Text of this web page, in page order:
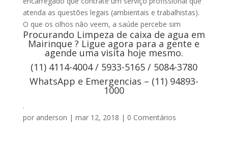
atenda as questões legais (ambientais e trabalhistas).
O que os olhos não veem, a saúde percebe sim
Procurando Limpeza de caixa de agua em
Mairinque ? Ligue agora para a gente e
agende uma visita hoje mesmo.
(11) 4114-4004 / 5933-5165 / 5084-3780
WhatsApp e Emergencias – (11) 94893-
1000
.
por anderson | mar 12, 2018 | 0 Comentários